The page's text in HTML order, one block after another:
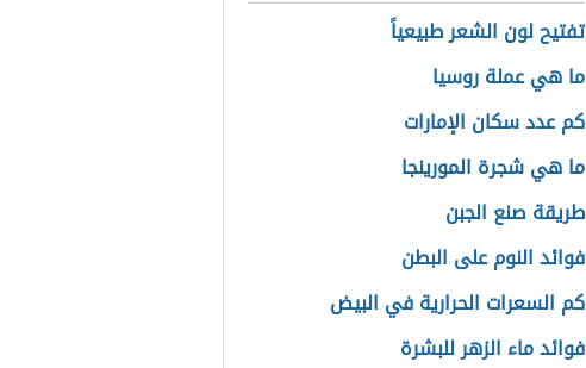
تفتيح لون الشعر طبيعياً
ما هي عملة روسيا
كم عدد سكان الإمارات
ما هي شجرة المورينجا
طريقة صنع الجبن
فوائد النوم على البطن
كم السعرات الحرارية في البيض
فوائد ماء الزهر للبشرة